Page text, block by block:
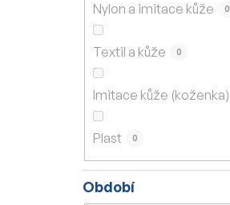
Nylon a imitace kůže 0
Textil a kůže 0
Imitace kůže (koženka)
Plast 0
Období